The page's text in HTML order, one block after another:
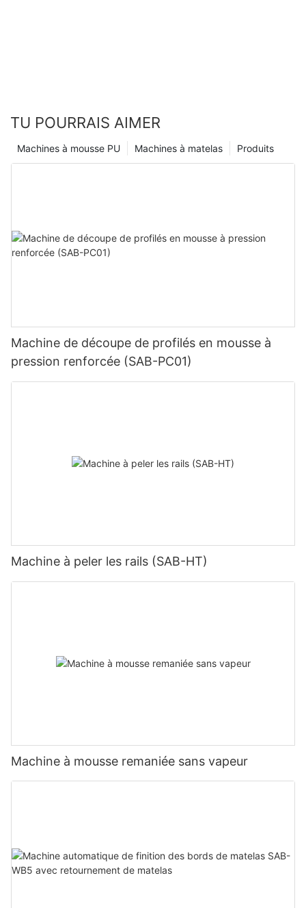
TU POURRAIS AIMER
Produits
Machines à matelas
Machines à mousse PU
Machine de découpe de profilés en mousse à
pression renforcée (SAB-PC01)
Machine à peler les rails (SAB-HT)
Machine à mousse remaniée sans vapeur